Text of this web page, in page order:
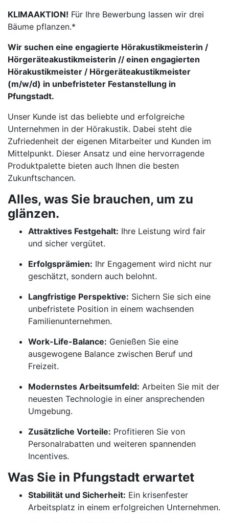
KLIMAAKTION! Für Ihre Bewerbung lassen wir drei
Bäume pflanzen.*
Wir suchen eine engagierte Hörakustikmeisterin /
Hörgeräteakustikmeisterin // einen engagierten
Hörakustikmeister / Hörgeräteakustikmeister
(m/w/d) in unbefristeter Festanstellung in
Pfungstadt.
Unser Kunde ist das beliebte und erfolgreiche
Unternehmen in der Hörakustik. Dabei steht die
Zufriedenheit der eigenen Mitarbeiter und Kunden im
Mittelpunkt. Dieser Ansatz und eine hervorragende
Produktpalette bieten auch Ihnen die besten
Zukunftschancen.
Alles, was Sie brauchen, um zu
glänzen.
Attraktives Festgehalt: Ihre Leistung wird fair
und sicher vergütet.
Erfolgsprämien: Ihr Engagement wird nicht nur
geschätzt, sondern auch belohnt.
Langfristige Perspektive: Sichern Sie sich eine
unbefristete Position in einem wachsenden
Familienunternehmen.
Work-Life-Balance: Genießen Sie eine
ausgewogene Balance zwischen Beruf und
Freizeit.
Modernstes Arbeitsumfeld: Arbeiten Sie mit der
neuesten Technologie in einer ansprechenden
Umgebung.
Zusätzliche Vorteile: Profitieren Sie von
Personalrabatten und weiteren spannenden
Incentives.
Was Sie in Pfungstadt erwartet
Stabilität und Sicherheit: Ein krisenfester
Arbeitsplatz in einem erfolgreichen Unternehmen.